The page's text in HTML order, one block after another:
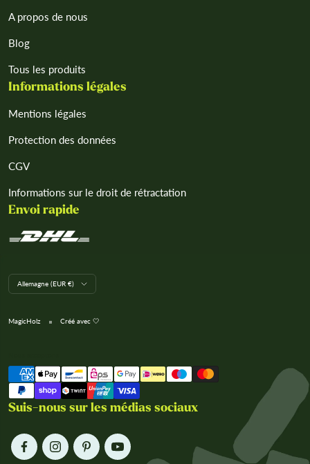
A propos de nous
Blog
Tous les produits
Informations légales
Mentions légales
Protection des données
CGV
Informations sur le droit de rétractation
Envoi rapide
L
a
g
n
Allemagne (EUR €)
MagicHolz Créé avec 🤍
Suis-nous sur les médias sociaux